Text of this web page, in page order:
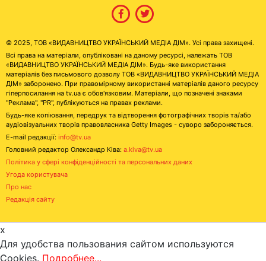
© 2025, ТОВ «ВИДАВНИЦТВО УКРАЇНСЬКИЙ МЕДІА ДІМ». Усі права захищені.
Всі права на матеріали, опубліковані на даному ресурсі, належать ТОВ
«ВИДАВНИЦТВО УКРАЇНСЬКИЙ МЕДІА ДІМ». Будь-яке використання
матеріалів без письмового дозволу ТОВ «ВИДАВНИЦТВО УКРАЇНСЬКИЙ МЕДІА
ДІМ» заборонено. При правомірному використанні матеріалів даного ресурсу
гіперпосилання на tv.ua є обов'язковим. Матеріали, що позначені знаками
"Реклама", "PR", публікуються на правах реклами.
Будь-яке копіювання, передрук та відтворення фотографічних творів та/або
аудіовізуальних творів правовласника Getty Images - суворо забороняється.
E-mail редакції: info@tv.ua
Головний редактор Олександр Ківа: a.kiva@tv.ua
Політика у сфері конфіденційності та персональних даних
Угода користувача
Про нас
Редакція сайту
x
Для удобства пользования сайтом используются
Cookies. Подробнее...